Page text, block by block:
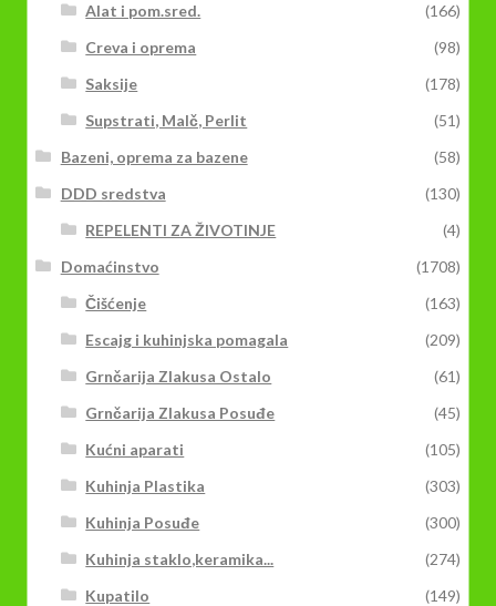
Alat i pom.sred.
(166)
Creva i oprema
(98)
Saksije
(178)
Supstrati, Malč, Perlit
(51)
Bazeni, oprema za bazene
(58)
DDD sredstva
(130)
REPELENTI ZA ŽIVOTINJE
(4)
Domaćinstvo
(1708)
Čišćenje
(163)
Escajg i kuhinjska pomagala
(209)
Grnčarija Zlakusa Ostalo
(61)
Grnčarija Zlakusa Posuđe
(45)
Kućni aparati
(105)
Kuhinja Plastika
(303)
Kuhinja Posuđe
(300)
Kuhinja staklo,keramika...
(274)
Kupatilo
(149)